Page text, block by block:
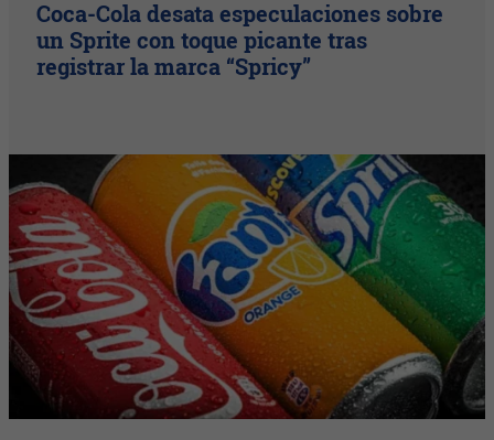
Coca-Cola desata especulaciones sobre
un Sprite con toque picante tras
registrar la marca “Spricy”